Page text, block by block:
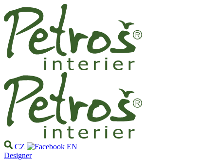
CZ
EN
Designer